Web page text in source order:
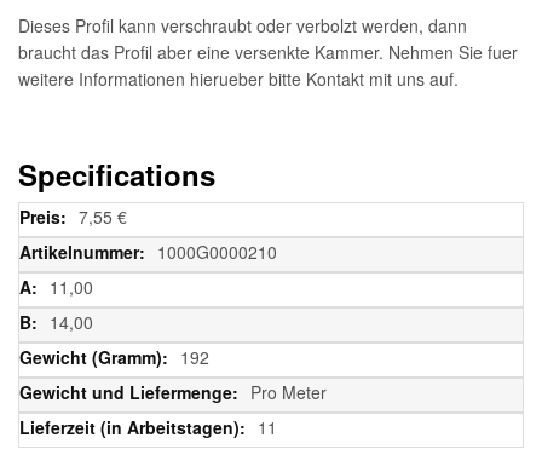
Dieses Profil kann verschraubt oder verbolzt werden, dann
braucht das Profil aber eine versenkte Kammer. Nehmen Sie fuer
weitere Informationen hierueber bitte Kontakt mit uns auf.
Specifications
Weitere
Informationen
7,55 €
1000G0000210
11,00
14,00
192
Pro Meter
11